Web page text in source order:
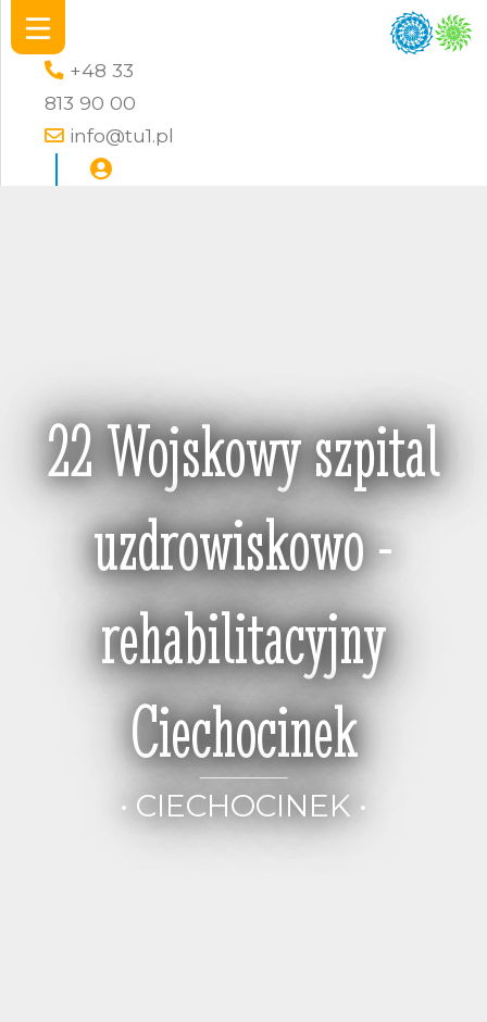
+48 33
813 90 00
info@tu1.pl
22 Wojskowy szpital
uzdrowiskowo -
rehabilitacyjny
Ciechocinek
• CIECHOCINEK •